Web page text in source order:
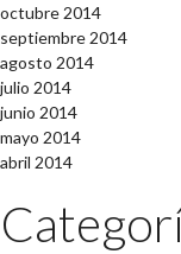
octubre 2014
septiembre 2014
agosto 2014
julio 2014
junio 2014
mayo 2014
abril 2014